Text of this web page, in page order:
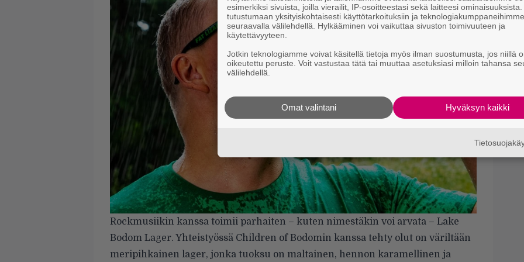
Rockmusiikin kanssa toimii parhaiten – kuten nimestäkin voi arvata – Lake
Bodom Lager. Yhteistyössä Children of Bodomin kanssa tehty olut on väriltään
meripihkainen lager, jonka tuoksu on maltainen, hennon karamellinen ja
esimerkiksi sivuista, joilla vierailit, IP-osoitteestasi sekä laitteesi
tutustumaan yksityiskohtaisesti käyttötarkoituksiin ja teknologiakumppaneihimme
seuraavalla välilehdellä. Hylkääminen voi vaikuttaa sivuston toimivuuteen ja
käytettävyyteen.
Jotkin teknologiamme voivat käsitellä tietoja myös ilman suostumusta, jos niillä
oikeutettu peruste. Voit vastustaa tätä tai muuttaa asetuksiasi milloin tahansa
välilehdellä.
Hyväksyn kaikki
Omat valintani